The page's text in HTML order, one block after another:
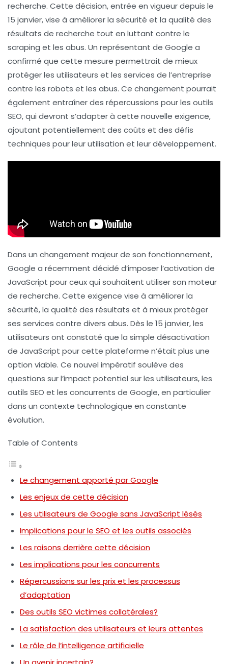
recherche. Cette décision, entrée en vigueur depuis le
15 janvier, vise à améliorer la sécurité et la qualité des
résultats de recherche tout en luttant contre le
scraping et les abus. Un représentant de Google a
confirmé que cette mesure permettrait de mieux
protéger les utilisateurs et les services de l’entreprise
contre les robots et les abus. Ce changement pourrait
également entraîner des répercussions pour les outils
SEO, qui devront s’adapter à cette nouvelle exigence,
ajoutant potentiellement des coûts et des défis
techniques pour leur utilisation et leur développement.
Dans un changement majeur de son fonctionnement,
Google a récemment décidé d’imposer l’activation de
JavaScript pour ceux qui souhaitent utiliser son moteur
de recherche. Cette exigence vise à améliorer la
sécurité, la qualité des résultats et à mieux protéger
ses services contre divers abus. Dès le 15 janvier, les
utilisateurs ont constaté que la simple désactivation
de JavaScript pour cette plateforme n’était plus une
option viable. Ce nouvel impératif soulève des
questions sur l’impact potentiel sur les utilisateurs, les
outils SEO et les concurrents de Google, en particulier
dans un contexte technologique en constante
évolution.
Table of Contents
Le changement apporté par Google
Les enjeux de cette décision
Les utilisateurs de Google sans JavaScript lésés
Implications pour le SEO et les outils associés
Les raisons derrière cette décision
Les implications pour les concurrents
Répercussions sur les prix et les processus
d’adaptation
Des outils SEO victimes collatérales?
La satisfaction des utilisateurs et leurs attentes
Le rôle de l’intelligence artificielle